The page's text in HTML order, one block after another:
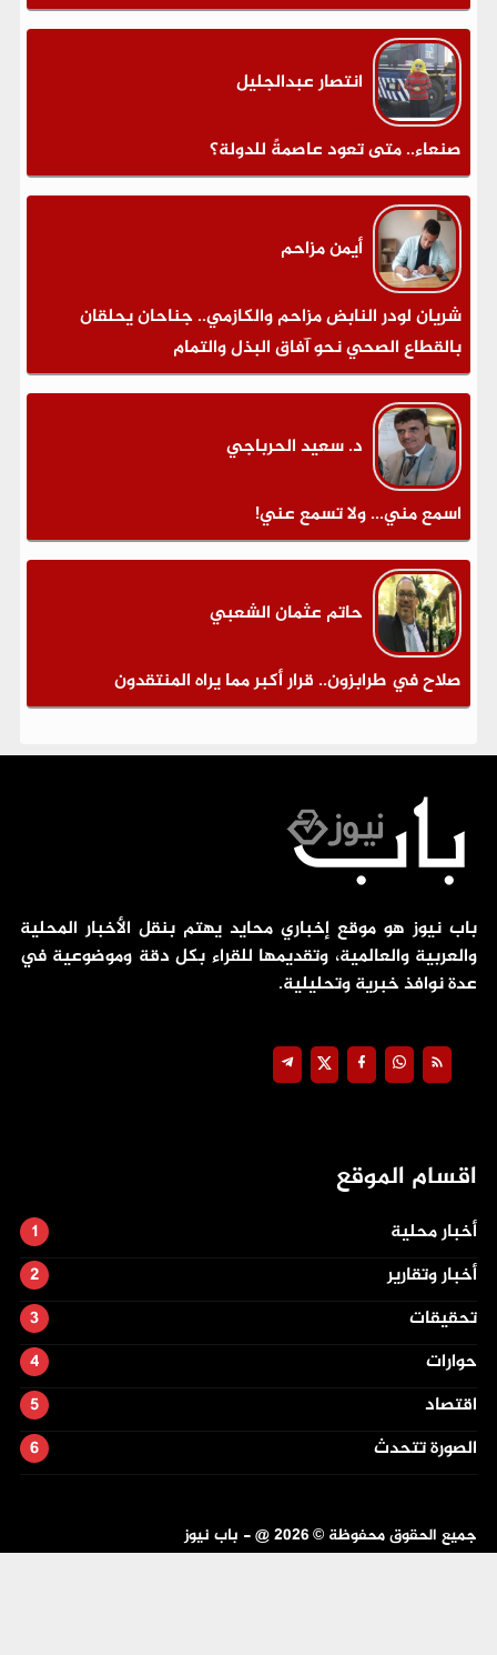
انتصار عبدالجليل
صنعاء.. متى تعود عاصمةً للدولة؟
أيمن مزاحم
شريان لودر النابض مزاحم والكازمي.. جناحان يحلقان
بالقطاع الصحي نحو آفاق البذل والتمام
د. سعيد الحرباجي
اسمع مني... ولا تسمع عني!
حاتم عثمان الشعبي
صلاح في طرابزون.. قرار أكبر مما يراه المنتقدون
باب نيوز هو موقع إخباري محايد يهتم بنقل الأخبار المحلية
والعربية والعالمية، وتقديمها للقراء بكل دقة وموضوعية في
عدة نوافذ خبرية وتحليلية.
اقسام الموقع
أخبار محلية
أخبار وتقارير
تحقيقات
حوارات
اقتصاد
الصورة تتحدث
جميع الحقوق محفوظة ©2026@ - باب نيوز